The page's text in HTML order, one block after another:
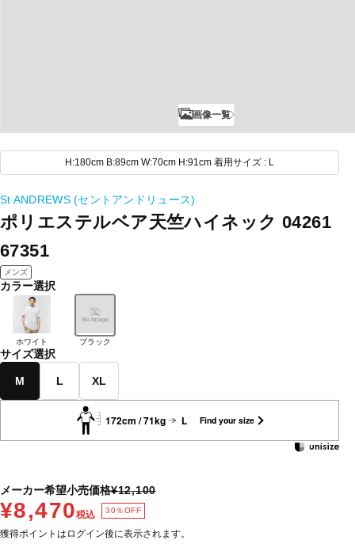
画像一覧
H:180cm B:89cm W:70cm H:91cm 着用サイズ : L
St ANDREWS (セントアンドリュース)
ポリエステルベア天竺ハイネック 04261
67351
メンズ
カラー選択
ホワイト ブラック
サイズ選択
M L XL
172cm / 71kg L Find your size
メーカー希望小売価格¥12,100
¥8,470税込 30％OFF
獲得ポイントはログイン後に表示されます。